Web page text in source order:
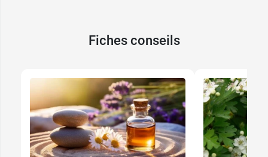
Fiches conseils